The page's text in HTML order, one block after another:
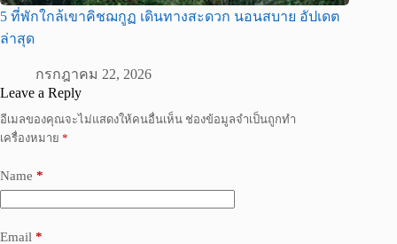
5 ที่พักใกล้เขาคิชฌกูฏ เดินทางสะดวก นอนสบาย อัปเดต
ล่าสุด
กรกฎาคม 22, 2026
Leave a Reply
อีเมลของคุณจะไม่แสดงให้คนอื่นเห็น ช่องข้อมูลจำเป็นถูกทำ
เครื่องหมาย *
Name *
Email *